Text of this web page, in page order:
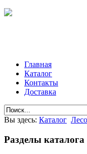
Главная
Каталог
Контакты
Доставка
Вы здесь: Каталог
Разделы каталога